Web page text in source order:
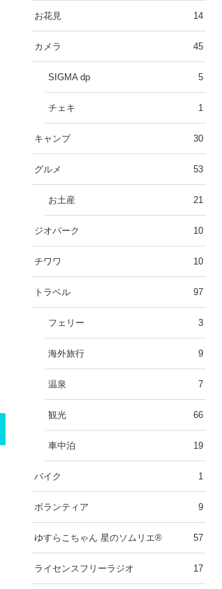
お花見 14
カメラ 45
SIGMA dp 5
チェキ 1
キャンプ 30
グルメ 53
お土産 21
ジオパーク 10
チワワ 10
トラベル 97
フェリー 3
海外旅行 9
温泉 7
観光 66
車中泊 19
バイク 1
ボランティア 9
ゆすらこちゃん 星のソムリエ®︎ 57
ライセンスフリーラジオ 17